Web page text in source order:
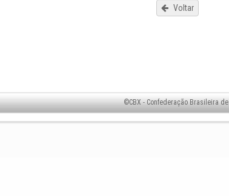
Voltar
©CBX - Confederação Brasileira